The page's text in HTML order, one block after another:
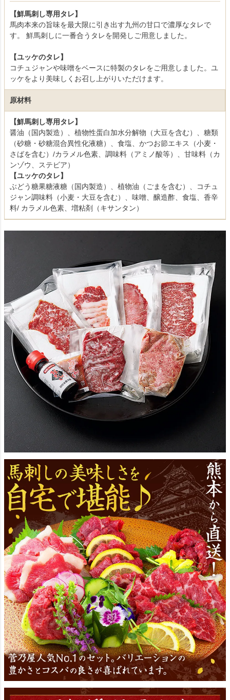
【鮮馬刺し専用タレ】
馬肉本来の旨味を最大限に引き出す九州の甘口で濃厚なタレで
す。 鮮馬刺しに一番合うタレを開発しご用意しました。
【ユッケのタレ】
コチュジャンや味噌をベースに特製のタレをご用意しました。ユ
ッケをより美味しくお召し上がりいただけます。
原材料
【鮮馬刺し専用タレ】
醤油（国内製造）、植物性蛋白加水分解物（大豆を含む）、糖類
（砂糖・砂糖混合異性化液糖）、食塩、かつお節エキス（小麦・
さばを含む）/カラメル色素、調味料（アミノ酸等）、甘味料（カ
ンゾウ、ステビア）
【ユッケのタレ】
ぶどう糖果糖液糖（国内製造）、植物油（ごまを含む）、コチュ
ジャン調味料（小麦・大豆を含む）、味噌、醸造酢、食塩、香辛
料/ カラメル色素、増粘剤（キサンタン）